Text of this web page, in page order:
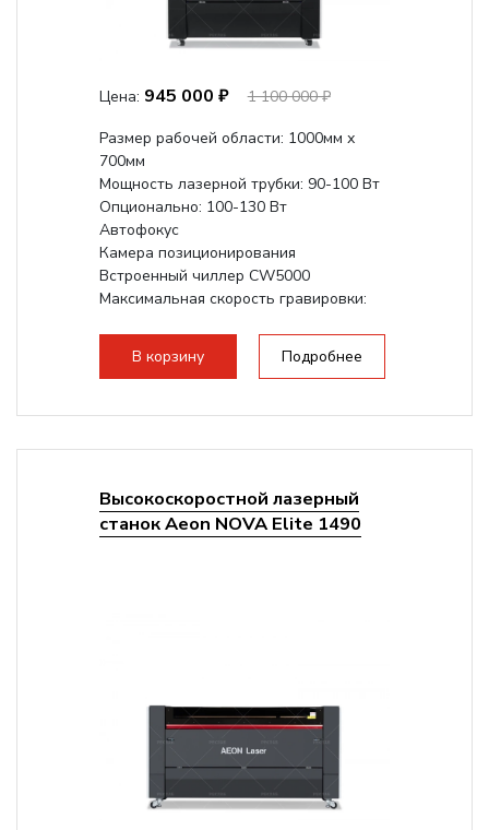
Цена: 945 000 ₽
1 100 000 ₽
Размер рабочей области: 1000мм х
700мм
Мощность лазерной трубки: 90-100 Вт
Опционально: 100-130 Вт
Автофокус
Камера позиционирования
Встроенный чиллер CW5000
Максимальная скорость гравировки:
140мм,
В корзину Подробнее
Высокоскоростной лазерный
станок Aeon NOVA Elite 1490